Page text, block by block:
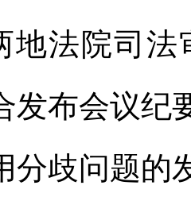
地法院司
发布会议纪
分歧问题的